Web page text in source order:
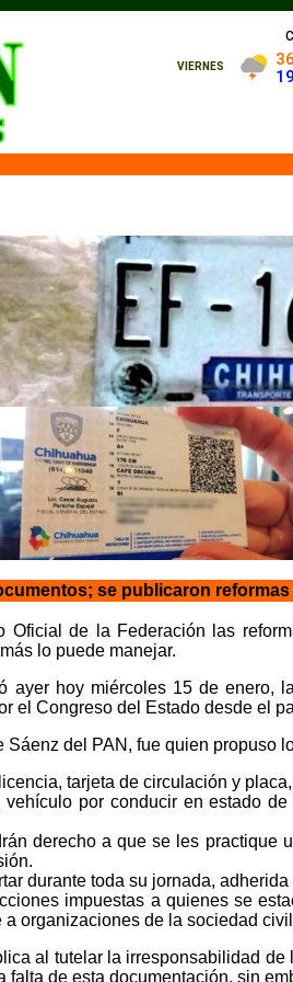
se publicaron reformas
Oficial de la Federación las
lo puede manejar.
ayer hoy miércoles 15 de enero,
el Congreso del Estado desde el
Sáenz del PAN, fue quien propuso
tarjeta de circulación y
por conducir en estado
derecho a que se les practique
durante toda su jornada,
impuestas a quienes se
organizaciones de la sociedad
al tutelar la irresponsabilidad
falta de esta documentación, sin